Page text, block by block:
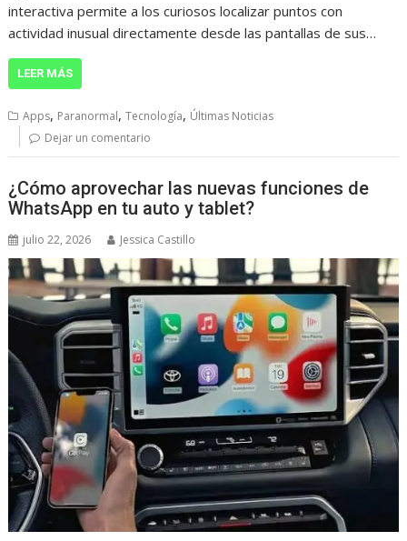
interactiva permite a los curiosos localizar puntos con
actividad inusual directamente desde las pantallas de sus…
LEER MÁS
Apps, Paranormal,Tecnología, Últimas Noticias
Dejar un comentario
¿Cómo aprovechar las nuevas funciones de
WhatsApp en tu auto y tablet?
julio 22, 2026 Jessica Castillo